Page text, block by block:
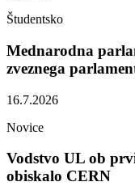
Študentsko
Mednarodna
zveznega
16.7.2026
Novice
Vodstvo UL ob
obiskalo CERN